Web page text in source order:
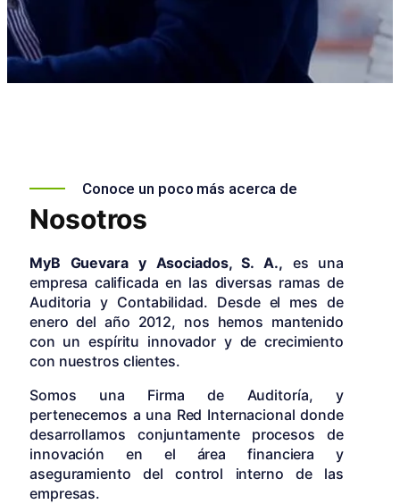
Conoce un poco más acerca de
Nosotros
MyB Guevara y Asociados, S. A., es una
empresa calificada en las diversas ramas de
Auditoria y Contabilidad. Desde el mes de
enero del año 2012, nos hemos mantenido
con un espíritu innovador y de crecimiento
con nuestros clientes.
Somos una Firma de Auditoría, y
pertenecemos a una Red Internacional donde
desarrollamos conjuntamente procesos de
innovación en el área financiera y
aseguramiento del control interno de las
empresas.